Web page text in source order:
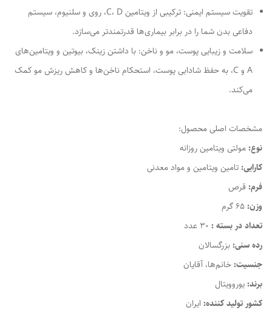
تقویت سیستم ایمنی: ترکیبی از ویتامین C، D، روی و سلنیوم، سیستم
دفاعی بدن شما را در برابر بیماری‌ها قدرتمندتر می‌سازد.
سلامت و زیبایی پوست، مو و ناخن: با داشتن زینک، بیوتین و ویتامین‌های
A و C، به حفظ شادابی پوست، استحکام ناخن‌ها و کاهش ریزش مو کمک
می‌کند.
مشخصات اصلی محصول:
نوع:مولتی ویتامین روزانه
کارایی:تامین ویتامین و مواد معدنی
فرم: قرص
وزن:
تعداد در بسته :
رده سنی:بزرگسالان
جنسیت:خانم‌ها، آقایان
برند:یوروویتال
کشور تولید کننده: ایران